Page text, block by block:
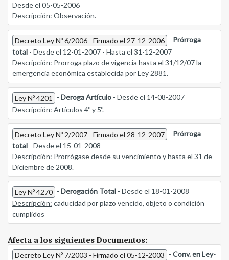
Desde el 05-05-2006
Descripción: Observación.
Decreto Ley Nº 6/2006 - Firmado el 27-12-2006 - Prórroga
total - Desde el 12-01-2007 - Hasta el 31-12-2007
Descripción: Prorroga plazo de vigencia hasta el 31/12/07 la
emergencia económica establecida por Ley 2881.
Ley Nº 4201 - Deroga Artículo - Desde el 14-08-2007
Descripción: Artículos 4º y 5º.
Decreto Ley Nº 2/2007 - Firmado el 28-12-2007 - Prórroga
total - Desde el 15-01-2008
Descripción: Prorrógase desde su vencimiento y hasta el 31 de
Diciembre de 2008.
Ley Nº 4270 - Derogación Total - Desde el 18-01-2008
Descripción: caducidad por plazo vencido, objeto o condición
cumplidos
Afecta a los siguientes Documentos:
Decreto Ley Nº 7/2003 - Firmado el 05-12-2003 - Conv. en Ley-